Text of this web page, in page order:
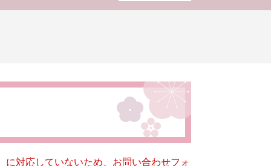
対応していないため、お問い合わせフォ